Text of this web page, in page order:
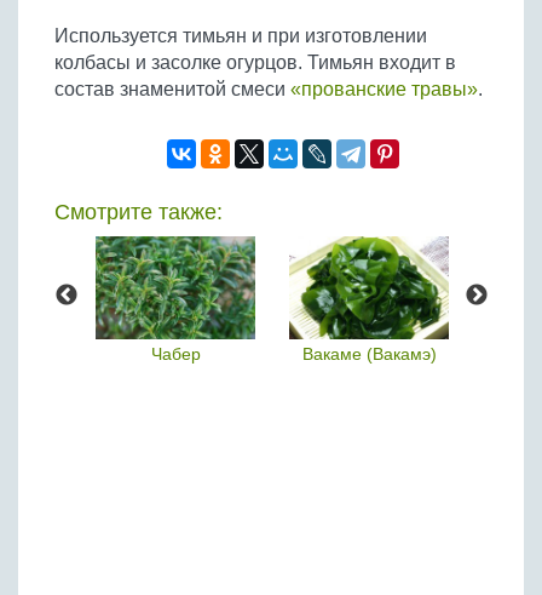
Крупы
Используется тимьян и при изготовлении
колбасы и засолке огурцов. Тимьян входит в
состав знаменитой смеси «прованские травы».
Смотрите также:
Чабер Вакаме (Вакамэ)